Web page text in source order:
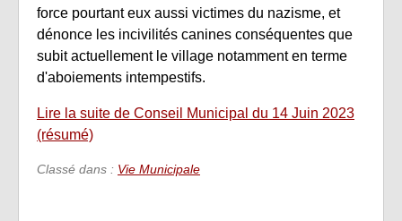
force pourtant eux aussi victimes du nazisme, et
dénonce les incivilités canines conséquentes que
subit actuellement le village notamment en terme
d'aboiements intempestifs.
Lire la suite de Conseil Municipal du 14 Juin 2023
(résumé)
Classé dans : Vie Municipale